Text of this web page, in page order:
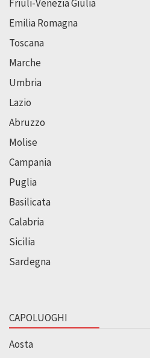
Friuli-Venezia Giulia
Emilia Romagna
Toscana
Marche
Umbria
Lazio
Abruzzo
Molise
Campania
Puglia
Basilicata
Calabria
Sicilia
Sardegna
CAPOLUOGHI
Aosta